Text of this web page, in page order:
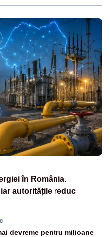
în România.
autoritățile reduc
devreme pentru milioane